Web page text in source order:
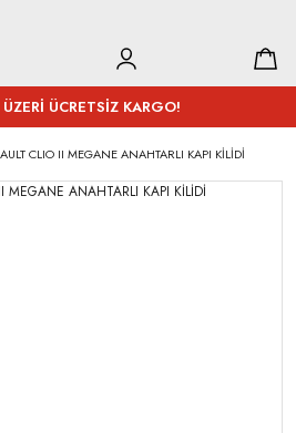
ÜCRETSİZ KARGO!
CLIO II MEGANE ANAHTARLI KAPI KİLİDİ